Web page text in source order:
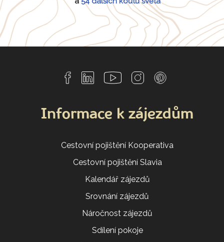
Informace k zájezdům
Cestovní pojištění Kooperativa
Cestovní pojištění Slavia
Kalendář zájezdů
Srovnání zájezdů
Náročnost zájezdů
Sdílení pokoje